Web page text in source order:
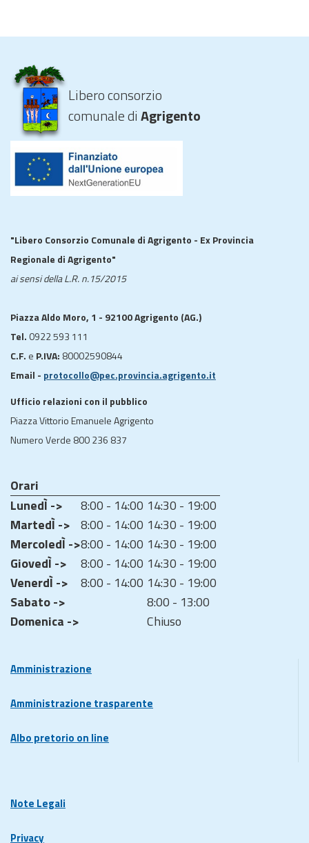
Libero consorzio
comunale diAgrigento
"Libero Consorzio Comunale di Agrigento - Ex Provincia
Regionale di Agrigento"
ai sensi della L.R. n.15/2015
Piazza Aldo Moro, 1 - 92100 Agrigento (AG.)
Tel. 0922 593 111
C.F. e P.IVA: 80002590844
Email - protocollo@pec.provincia.agrigento.it
Ufficio relazioni con il pubblico
Piazza Vittorio Emanuele Agrigento
Numero Verde 800 236 837
Orari
LunedÌ ->
8:00 - 14:00 14:30 - 19:00
MartedÌ -> 8:00 - 14:00 14:30 - 19:00
MercoledÌ ->8:00 - 14:00 14:30 - 19:00
GiovedÌ ->
8:00 - 14:00 14:30 - 19:00
VenerdÌ ->
8:00 - 14:00 14:30 - 19:00
Sabato ->
8:00 - 13:00
Domenica ->
Chiuso
Amministrazione
Amministrazione trasparente
Albo pretorio on line
Note Legali
Privacy